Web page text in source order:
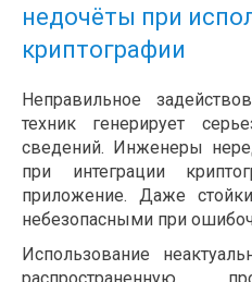
недочёты при
криптографии
Неправильное
техник генерирует
сведений. Инженеры
при интеграции
приложение. Даже
небезопасными при
Использование